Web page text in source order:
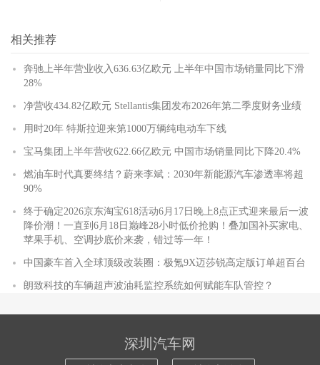
相关推荐
奔驰上半年营业收入636.63亿欧元 上半年中国市场销量同比下滑
28%
净营收434.82亿欧元 Stellantis集团发布2026年第二季度财务业绩
用时20年 特斯拉迎来第1000万辆纯电动车下线
宝马集团上半年营收622.66亿欧元 中国市场销量同比下降20.4%
燃油车时代真要终结？蔚来李斌：2030年新能源汽车渗透率将超
90%
终于确定2026京东淘宝618活动6月17日晚上8点正式迎来最后一波
降价潮！一直到6月18日巅峰28小时低价抢购！叠加国补买家电、
苹果手机、空调抄底价来袭，错过等一年！
中国豪车首入全球顶级改装圈：极氪9X迈莎锐高定版订单超百台
朗致科技的车辆超声波油耗监控系统如何赋能车队管控？
深圳汽车网